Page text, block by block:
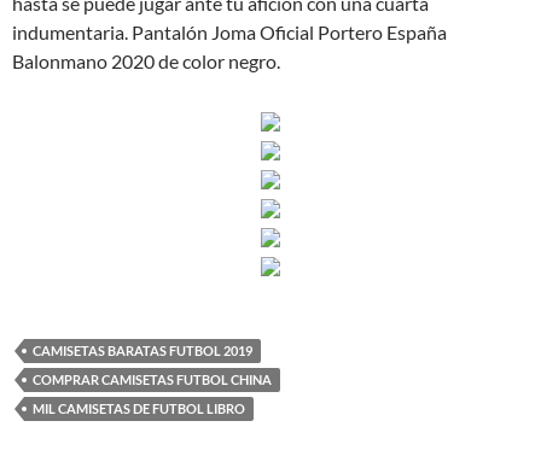
indumentaria. Pantalón Joma Oficial Portero España
Balonmano 2020 de color negro.
CAMISETAS BARATAS FUTBOL 2019
COMPRAR CAMISETAS FUTBOL CHINA
MIL CAMISETAS DE FUTBOL LIBRO